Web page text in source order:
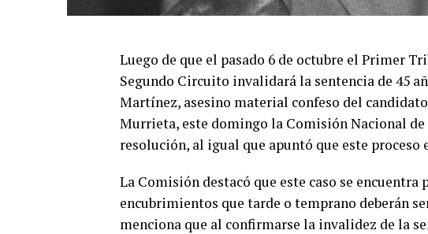
Luego de que el pasado 6 de octubre el Primer
Segundo Circuito invalidará la sentencia de 45
Martínez, asesino material confeso del
Murrieta, este domingo la Comisión Nacional
resolución, al igual que apuntó que este proceso
La Comisión destacó que este caso se
encubrimientos que tarde o temprano deberán
menciona que al confirmarse la invalidez de la